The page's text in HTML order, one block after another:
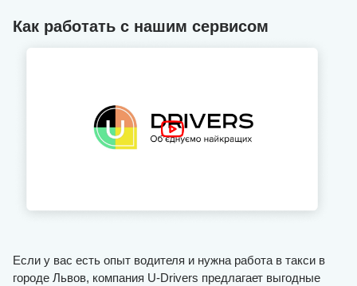
Как работать с нашим сервисом
Если у вас есть опыт водителя и нужна работа в такси в
городе Львов, компания U-Drivers предлагает выгодные